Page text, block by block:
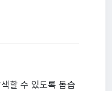
할 수 있도록 돕습